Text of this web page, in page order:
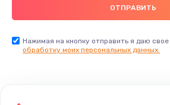
Не видит флешку
400 руб.
Заказать
Нажимая на кнопку отправить я даю свое
обработку моих персональных данных.